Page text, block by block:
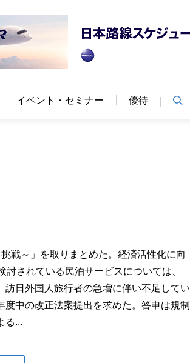
イベント・セミナー 優待
戦～」を取りまとめた。経済活性化に向
されている民泊サービスについては、
日外国人旅行者の急増に伴い不足してい
中の改正法案提出を求めた。答申は規制
る...